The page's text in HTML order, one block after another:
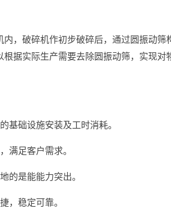
，破碎机作初步破碎后，通过圆振动
据实际生产需要去除圆振动筛，实现
基础设施安装及工时消耗。
满足客户需求。
的是能能力突出。
，稳定可靠。